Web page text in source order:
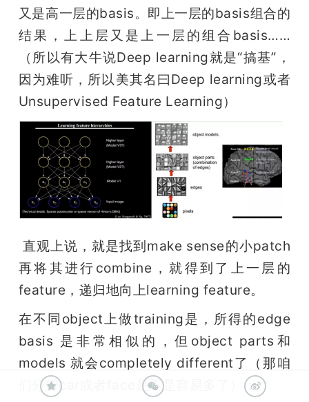
又是高一层的basis。即上一层的basis组合的
结果，上上层又是上一层的组合basis……
（所以有大牛说Deep learning就是“搞基”，
因为难听，所以美其名曰Deep learning或者
Unsupervised Feature Learning）
直观上说，就是找到make sense的小patch
再将其进行combine，就得到了上一层的
feature，递归地向上learning feature。
在不同object上做training是，所得的edge
basis 是非常相似的，但object parts和
models 就会completely different了（那咱
们分辨car或者face是不是容易多了）：